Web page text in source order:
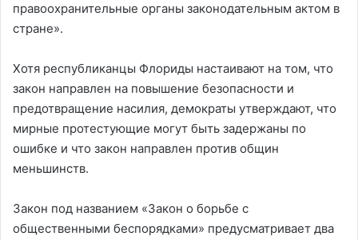
правоохранительные органы законодательным актом в
стране».
Хотя республиканцы Флориды настаивают на том, что
закон направлен на повышение безопасности и
предотвращение насилия, демократы утверждают, что
мирные протестующие могут быть задержаны по
ошибке и что закон направлен против общин
меньшинств.
Закон под названием «Закон о борьбе с
общественными беспорядками» предусматривает два